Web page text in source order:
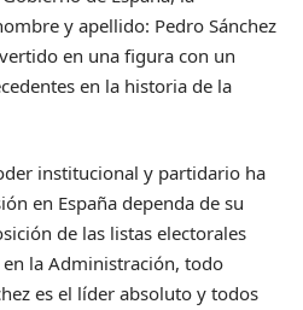
y apellido: Pedro Sánchez
en una figura con un
en la historia de la
institucional y partidario ha
en España dependa de su
de las listas electorales
la Administración, todo
es el líder absoluto y todos